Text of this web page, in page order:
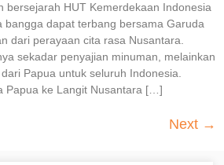
bersejarah HUT Kemerdekaan Indonesia
bangga dapat terbang bersama Garuda
dari perayaan cita rasa Nusantara.
sekadar penyajian minuman, melainkan
Papua untuk seluruh Indonesia.
Papua ke Langit Nusantara […]
Next →